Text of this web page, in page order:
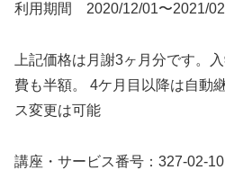
利用期間 2020/12/01〜2021/
上記価格は月謝3ヶ月分です。
費も半額。 4ケ月目以降は自動
ス変更は可能
講座・サービス番号：327-02-10